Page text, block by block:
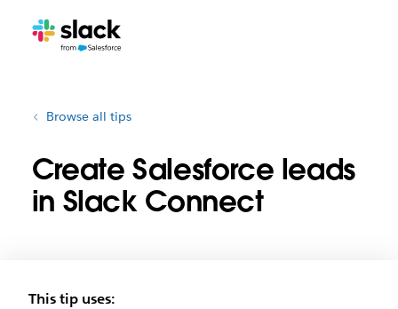
Browse all tips
Create Salesforce leads
in Slack Connect
This tip uses: